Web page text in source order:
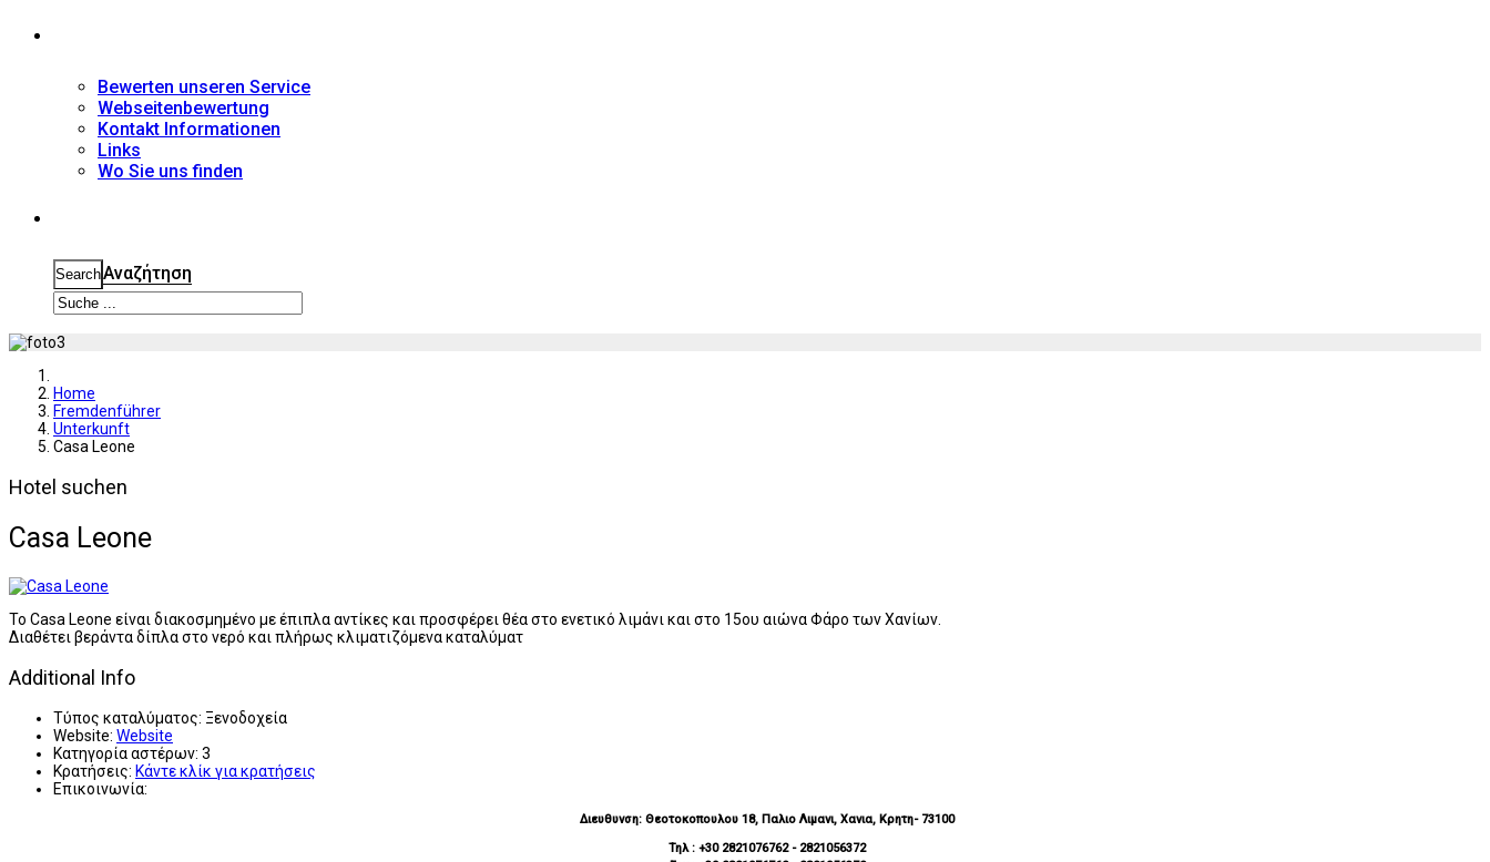
Bewerten unseren Service
Webseitenbewertung
Kontakt Informationen
Links
Wo Sie uns finden
SearchΑναζήτηση
Home
Fremdenführer
Unterkunft
Casa Leone
Hotel suchen
Casa Leone
Το Casa Leone είναι διακοσμημένο με έπιπλα αντίκες και προσφέρει θέα στο ενετικό λιμάνι και στο 15ου αιώνα Φάρο των Χανίων.
Διαθέτει βεράντα δίπλα στο νερό και πλήρως κλιματιζόμενα καταλύματ
Additional Info
Τύπος καταλύματος: Ξενοδοχεία
Website: Website
Κατηγορία αστέρων: 3
Κρατήσεις: Κάντε κλίκ για κρατήσεις
Επικοινωνία:
Διευθυνση: Θεοτοκοπουλου 18, Παλιο Λιμανι, Χανια, Κρητη- 73100
Τηλ : +30 2821076762 - 2821056372